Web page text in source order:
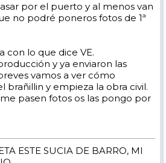
por el puerto y al menos van
no podré poneros fotos de 1ª
con lo que dice VE.
y ya enviaron las
vamos a ver cómo
brañillin y empieza la obra civil.
pasen fotos os las pongo por
ESTE SUCIA DE BARRO, MI